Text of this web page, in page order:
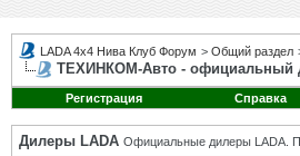
LADA 4x4 Нива Клуб Форум > Общий раздел
ТЕХИНКОМ-Авто - официальный
Регистрация Справка
Дилеры LADA Официальные дилеры LADA.